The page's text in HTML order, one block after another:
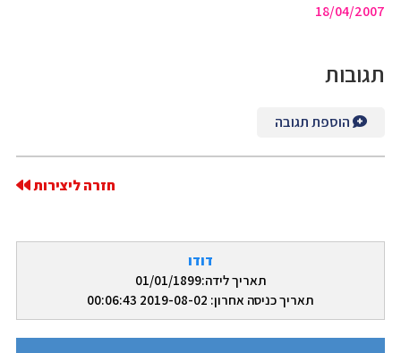
דודו
תאריך לידה:01/01/1899
תאריך כניסה אחרון: 2019-08-02 00:06:43
18/04/2007
תגובות
הוספת תגובה
חזרה ליצירות